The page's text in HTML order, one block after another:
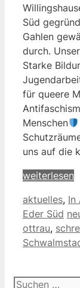
Süd
Gahlen
durch.
Starke
für queere
Menschen
uns auf die
weiterlesen
Kategorien
aktuelles, In
Eder Süd
ottrau,
Suchen